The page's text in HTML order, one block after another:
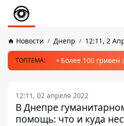
Новости Днепр 12:11, 2
ТОПТЕМА: Более 100
12:11, 02 апреля 2022
В Днепре
помощь: что и куда